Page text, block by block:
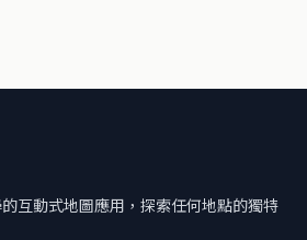
互動式地圖應用，探索任何地點的獨特